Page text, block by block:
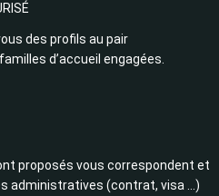
des profils au pair
d’accueil engagées.
proposés vous correspondent et
administratives (contrat, visa …)